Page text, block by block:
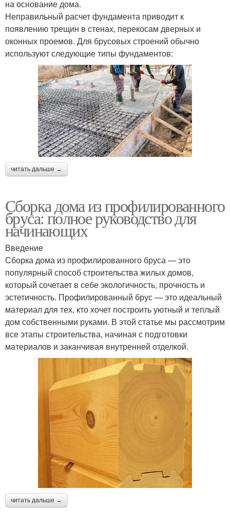
на основание дома.
Неправильный расчет фундамента приводит к
появлению трещин в стенах, перекосам дверных и
оконных проемов. Для брусовых строений обычно
используют следующие типы фундаментов:
читать дальше →
Сборка дома из профилированного
бруса: полное руководство для
начинающих
Введение
Сборка дома из профилированного бруса — это
популярный способ строительства жилых домов,
который сочетает в себе экологичность, прочность и
эстетичность. Профилированный брус — это идеальный
материал для тех, кто хочет построить уютный и теплый
дом собственными руками. В этой статье мы рассмотрим
все этапы строительства, начиная с подготовки
материалов и заканчивая внутренней отделкой.
читать дальше →